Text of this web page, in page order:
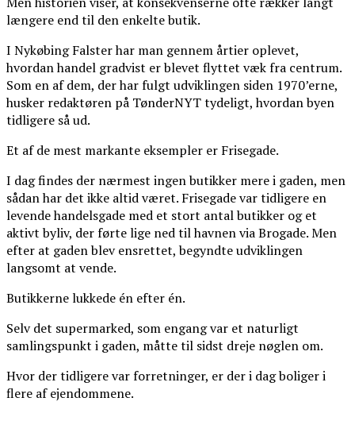
længere end til den enkelte butik.
I Nykøbing Falster har man gennem årtier oplevet,
hvordan handel gradvist er blevet flyttet væk fra centrum.
Som en af dem, der har fulgt udviklingen siden 1970’erne,
husker redaktøren på TønderNYT tydeligt, hvordan byen
tidligere så ud.
Et af de mest markante eksempler er Frisegade.
I dag findes der nærmest ingen butikker mere i gaden, men
sådan har det ikke altid været. Frisegade var tidligere en
levende handelsgade med et stort antal butikker og et
aktivt byliv, der førte lige ned til havnen via Brogade. Men
efter at gaden blev ensrettet, begyndte udviklingen
langsomt at vende.
Butikkerne lukkede én efter én.
Selv det supermarked, som engang var et naturligt
samlingspunkt i gaden, måtte til sidst dreje nøglen om.
Hvor der tidligere var forretninger, er der i dag boliger i
flere af ejendommene.